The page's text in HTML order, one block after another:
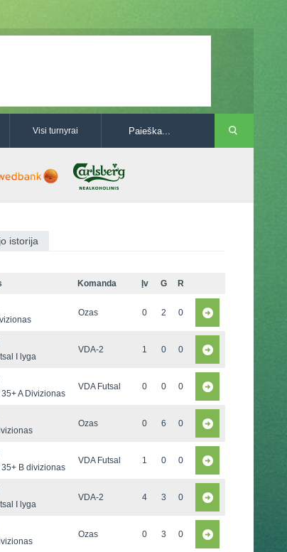
Visi turnyrai
istorija
Komanda Įv G R
Ozas 0 2 0
I lyga
VDA-2 1 0 0
A Divizionas
VDA Futsal 0 0 0
Ozas 0 6 0
B divizionas
VDA Futsal 1 0 0
I lyga
VDA-2 4 3 0
Ozas 0 3 0